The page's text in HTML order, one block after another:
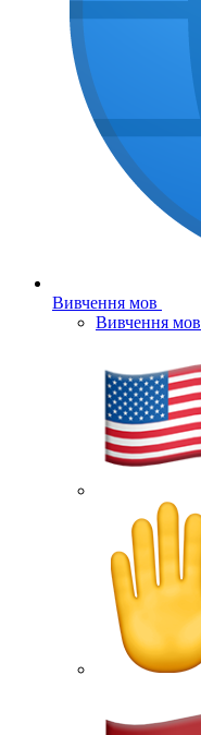
Вивчення мов
Вивчення мов